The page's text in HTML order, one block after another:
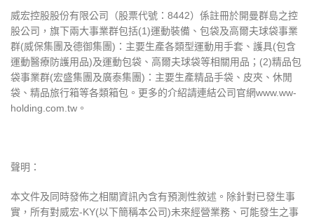
威宏控股股份有限公司（股票代號：8442）係註冊於開曼群島之控
股公司，旗下兩大事業群包括(1)運動裝備、包袋及高爾夫球袋事業
群(威保集團及德御集團)：主要生產各類型運動用手套、護具(包含
運動醫療防護用品)及運動包袋、高爾夫球袋等相關用品；(2)精品包
袋事業群(宏盛集團及廣泰集團)：主要生產精品手袋、皮夾、休閒
袋、精品旅行箱等各類箱包。更多的介紹請連結公司官網www.ww-
holding.com.tw。
聲明：
本文件及同時發佈之相關資訊內含有預測性敘述。除針對已發生事
實，所有對威宏-KY(以下簡稱本公司)未來經營業務、可能發生之事